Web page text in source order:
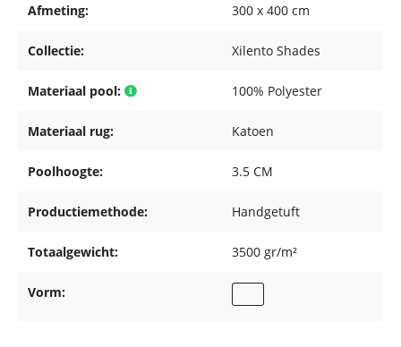
Afmeting: 300 x 400 cm
Collectie: Xilento Shades
Materiaal pool: 100% Polyester
Materiaal rug: Katoen
Poolhoogte: 3.5 CM
Productiemethode: Handgetuft
Totaalgewicht: 3500 gr/m²
Vorm: